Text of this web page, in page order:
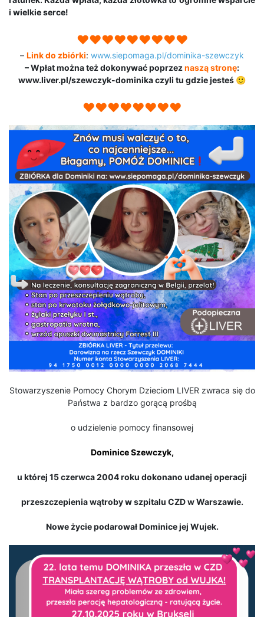
i wielkie serce!
♥♥♥♥♥♥♥♥♥
– Link do zbiórki: www.siepomaga.pl/dominika-szewczyk
– Wpłat można też dokonywać poprzeznaszą stronę:
www.liver.pl/szewczyk-dominika czyli tu gdzie jesteś 🙂
♥♥♥♥♥♥♥♥
Stowarzyszenie Pomocy Chorym Dzieciom LIVER zwraca się do
Państwa z bardzo gorącą prośbą
o udzielenie pomocy finansowej
Dominice Szewczyk,
u której 15 czerwca 2004 roku dokonano udanej operacji
przeszczepienia wątrobyw szpitalu CZD w Warszawie.
Nowe życie podarował Dominice jej Wujek.